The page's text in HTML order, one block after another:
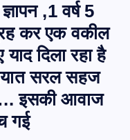
,1 वर्ष 5
कर एक वकील
दिला रहा है
सरल सहज
इसकी आवाज
गई